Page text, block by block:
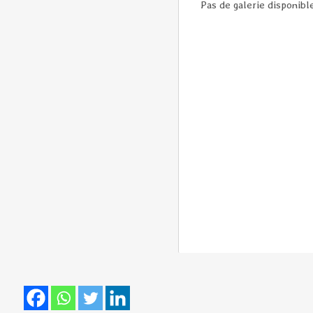
Pas de galerie